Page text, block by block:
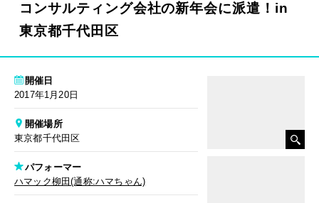
コンサルティング会社の新年会に派遣！in
東京都千代田区
開催日
2017年1月20日
開催場所
東京都千代田区
パフォーマー
ハマック柳田(通称:ハマちゃん)